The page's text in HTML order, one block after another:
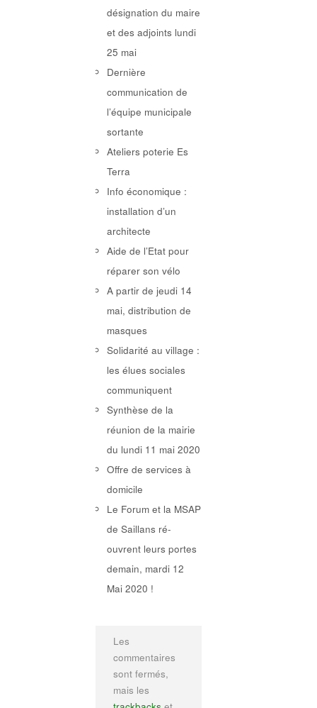
désignation du maire
et des adjoints lundi
25 mai
Dernière
communication de
l’équipe municipale
sortante
Ateliers poterie Es
Terra
Info économique :
installation d’un
architecte
Aide de l’Etat pour
réparer son vélo
A partir de jeudi 14
mai, distribution de
masques
Solidarité au village :
les élues sociales
communiquent
Synthèse de la
réunion de la mairie
du lundi 11 mai 2020
Offre de services à
domicile
Le Forum et la MSAP
de Saillans ré-
ouvrent leurs portes
demain, mardi 12
Mai 2020 !
Les
commentaires
sont fermés,
mais les